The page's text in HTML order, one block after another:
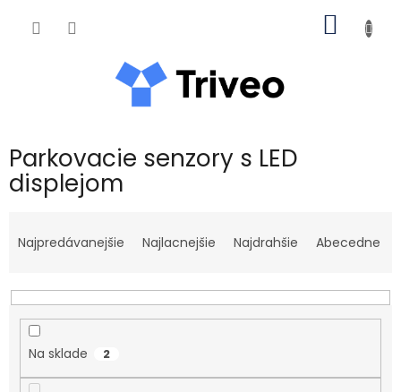
Parkovacie senzory s LED
displejom
Najpredávanejšie Najlacnejšie Najdrahšie Abecedne
Na sklade 2